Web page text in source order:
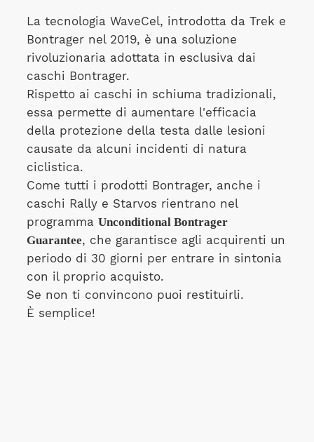
La tecnologia WaveCel, introdotta da Trek e
Bontrager nel 2019, è una soluzione
rivoluzionaria adottata in esclusiva dai
caschi Bontrager.
Rispetto ai caschi in schiuma tradizionali,
essa permette di aumentare l'efficacia
della protezione della testa dalle lesioni
causate da alcuni incidenti di natura
ciclistica.
Come tutti i prodotti Bontrager, anche i
caschi Rally e Starvos rientrano nel
programma Unconditional Bontrager
Guarantee, che garantisce agli acquirenti un
periodo di 30 giorni per entrare in sintonia
con il proprio acquisto.
Se non ti convincono puoi restituirli.
È semplice!